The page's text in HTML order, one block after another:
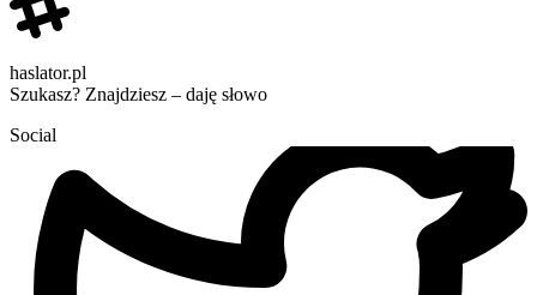
haslator.pl
Szukasz? Znajdziesz – daję słowo
Social